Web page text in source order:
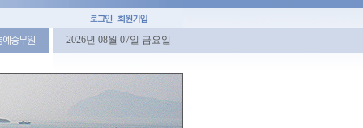
예승무원 2026년 08월 07일 금요일